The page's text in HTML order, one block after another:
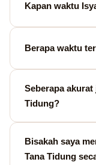
Kapan waktu
Berapa waktu
Seberapa
Tidung?
Bisakah saya
Tana Tidung